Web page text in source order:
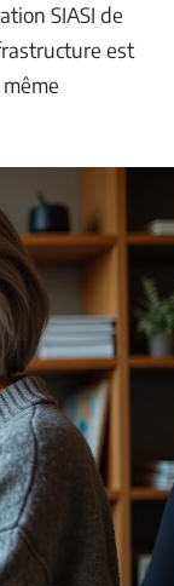
SIASI de
est